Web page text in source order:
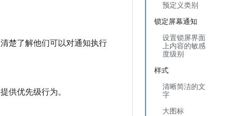
预定义类别
锁定屏幕通知
设置锁屏界面
上内容的敏感
度级别
样式
清晰简洁的文
字
大图标
楚了解他们可以对通知执行
供优先级行为。